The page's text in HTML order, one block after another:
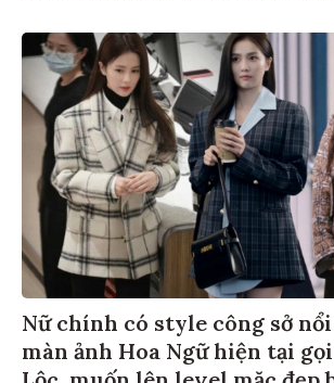
Nữ chính có style công sở
màn ảnh Hoa Ngữ hiện tại